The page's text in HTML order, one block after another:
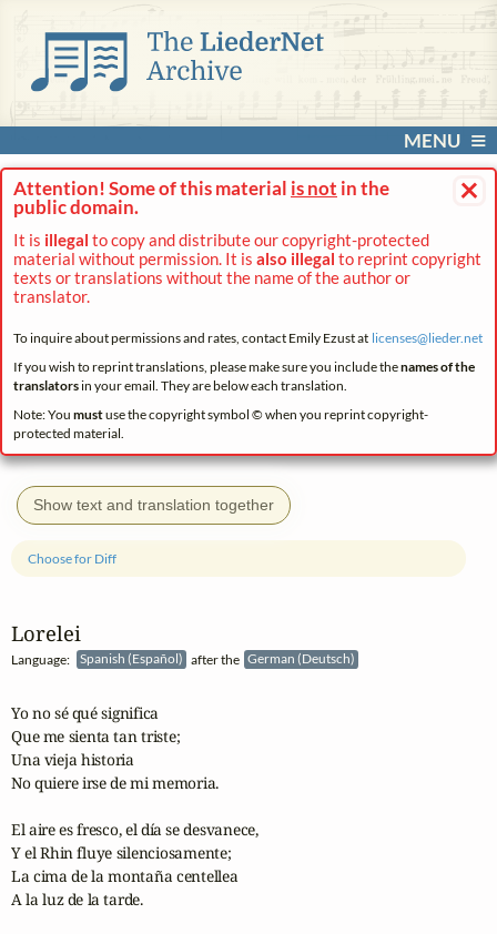
MENU
×
Attention! Some of this material is not in the
public domain.
It is illegal to copy and distribute our copyright-protected
material without permission. It is also illegal to reprint copyright
texts or translations without the name of the author or
translator.
To inquire about permissions and rates, contact Emily Ezust at licenses@lieder.net
If you wish to reprint translations, please make sure you include thenames of the
translatorsin your email. They are below each translation.
Note: You mustuse the copyright symbol © when you reprint copyright-
protected material.
Show text and translation together
Lorelei
Language: Spanish (Español) after the German (Deutsch)
Choose for Diff
Yo no sé qué significa
Que me sienta tan triste;
Una vieja historia
No quiere irse de mi memoria.
El aire es fresco, el día se desvanece,
Y el Rhin fluye silenciosamente;
La cima de la montaña centellea
A la luz de la tarde.